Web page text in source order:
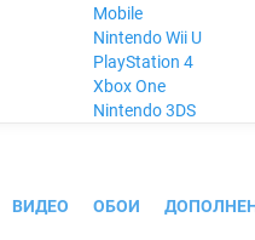
Mobile
Nintendo Wii U
PlayStation 4
Xbox One
Nintendo 3DS
ВИДЕО ОБОИ